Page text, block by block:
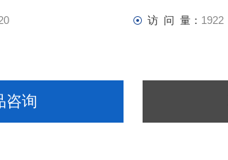
访 问 量： 1922
咨询